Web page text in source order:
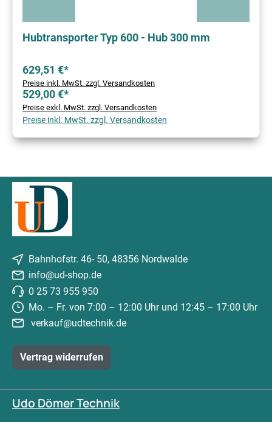
Hubtransporter Typ 600 - Hub 300 mm
629,51 €*
Preise inkl. MwSt. zzgl. Versandkosten
529,00 €*
Preise exkl. MwSt. zzgl. Versandkosten
Preise inkl. MwSt. zzgl. Versandkosten
Bahnhofstr. 46- 50, 48356 Nordwalde
info@ud-shop.de
0 25 73 955 950
Mo. – Fr. von 7:00 – 12:00 Uhr und 12:45 – 17:00 Uhr
verkauf@udtechnik.de
Vertrag widerrufen
Udo Dömer Technik